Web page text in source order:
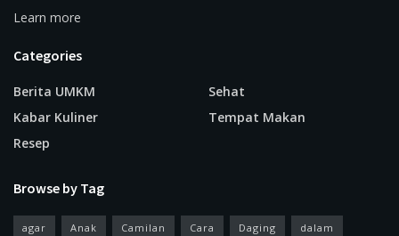
Learn more
Categories
Berita UMKM
Kabar Kuliner
Resep
Sehat
Tempat Makan
Browse by Tag
agar Anak Camilan Cara Daging dalam